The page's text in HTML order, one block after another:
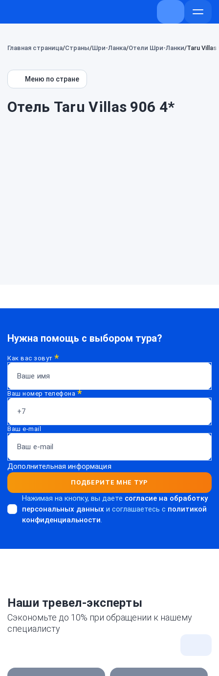
+7 (800) 707-
Главная страница Страны Шри-Ланка Отели Шри-Ланки Taru Villas
Меню по стране
Отель Taru Villas 906 4*
Нужна помощь с выбором тура?
Как вас зовут*
Ваш номер телефона *
Ваш e-mail
Дополнительная информация
ПОДБЕРИТЕ МНЕ ТУР
Нажимая на кнопку, вы даете согласие на обработку
персональных данных и соглашаетесь c политикой
конфиденциальности.
Наши тревел-эксперты
Сэкономьте до 10% при обращении к нашему
специалисту